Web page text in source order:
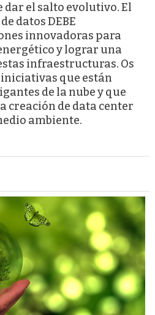
dar el salto evolutivo. El
datos DEBE
innovadoras para
y lograr una
infraestructuras. Os
que están
de la nube y que
creación de data center
ambiente.